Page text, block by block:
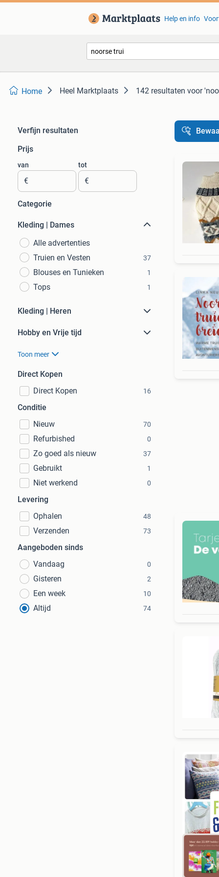
Help en info
Home Heel Marktplaats 142 resultaten voor
Verfijn resultaten
Prijs
van
€
tot
€
Categorie
Kleding | Dames
Alle advertenties
Truien en Vesten
37
Blouses en Tunieken 1
Tops 1
Kleding | Heren
Hobby en Vrije tijd
Toon meer
Direct Kopen
Direct Kopen
16
Conditie
Nieuw
70
Refurbished 0
Zo goed als nieuw 37
Gebruikt 1
Niet werkend 0
Levering
Ophalen
48
Verzenden 73
Aangeboden sinds
Vandaag
0
Gisteren 2
Een week 10
Altijd 74